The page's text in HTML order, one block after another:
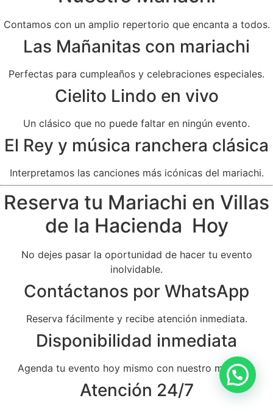
Contamos con un amplio repertorio que encanta a todos.
Las Mañanitas con mariachi
Perfectas para cumpleaños y celebraciones especiales.
Cielito Lindo en vivo
Un clásico que no puede faltar en ningún evento.
El Rey y música ranchera clásica
Interpretamos las canciones más icónicas del mariachi.
Reserva tu Mariachi en Villas
de la Hacienda Hoy
No dejes pasar la oportunidad de hacer tu evento
inolvidable.
Contáctanos por WhatsApp
Reserva fácilmente y recibe atención inmediata.
Disponibilidad inmediata
Agenda tu evento hoy mismo con nuestro mariachi.
Atención 24/7